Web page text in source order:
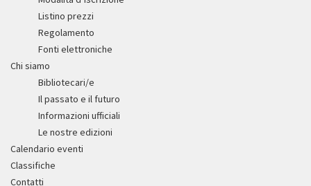
Listino prezzi
Regolamento
Fonti elettroniche
Chi siamo
Bibliotecari/e
Il passato e il futuro
Informazioni ufficiali
Le nostre edizioni
Calendario eventi
Classifiche
Contatti